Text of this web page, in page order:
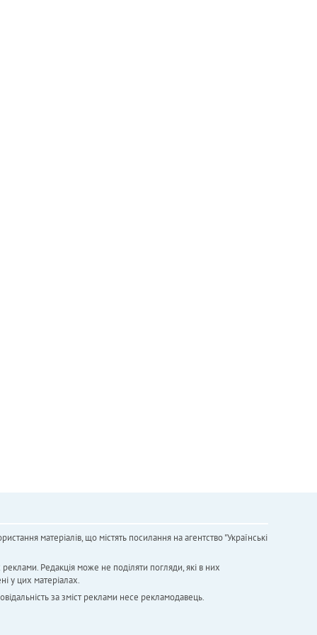
матеріалів, що містять посилання на агентство "Українськi
Редакція може не поділяти погляди, які в них
у цих матеріалах.
за зміст реклами несе рекламодавець.